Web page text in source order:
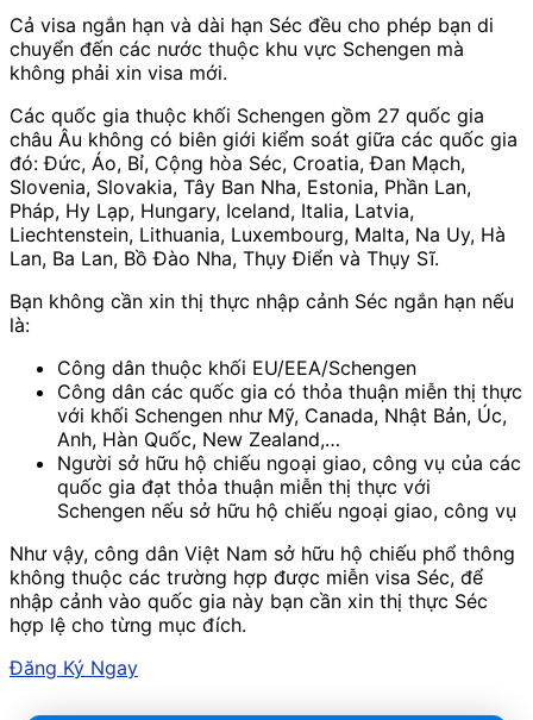
Cả visa ngắn hạn và dài hạn Séc đều cho phép bạn di
chuyển đến các nước thuộc khu vực Schengen mà
không phải xin visa mới.
Các quốc gia thuộc khối Schengen gồm 27​ quốc gia
châu Âu không có biên giới kiểm soát giữa các quốc gia
đó: Đức, Áo, Bỉ, Cộng hòa Séc, Croatia, Đan Mạch,
Slovenia, Slovakia, Tây Ban Nha, Estonia, Phần Lan,
Pháp, Hy Lạp, Hungary, Iceland, Italia, Latvia,
Liechtenstein, Lithuania, Luxembourg, Malta, Na Uy, Hà
Lan, Ba Lan, Bồ Đào Nha, Thụy Điển và Thụy Sĩ.
Bạn không cần xin thị thực nhập cảnh Séc ngắn hạn nếu
là:
Công dân thuộc khối EU/EEA/Schengen
Công dân các quốc gia có thỏa thuận miễn thị thực
với khối Schengen như Mỹ, Canada, Nhật Bản, Úc,
Anh, Hàn Quốc, New Zealand,…
Người sở hữu hộ chiếu ngoại giao, công vụ của các
quốc gia đạt thỏa thuận miễn thị thực với
Schengen nếu sở hữu hộ chiếu ngoại giao, công vụ
Như vậy, công dân Việt Nam sở hữu hộ chiếu phổ thông
không thuộc các trường hợp được miễn visa Séc, để
nhập cảnh vào quốc gia này bạn cần xin thị thực Séc
hợp lệ cho từng mục đích.
Đăng Ký Ngay